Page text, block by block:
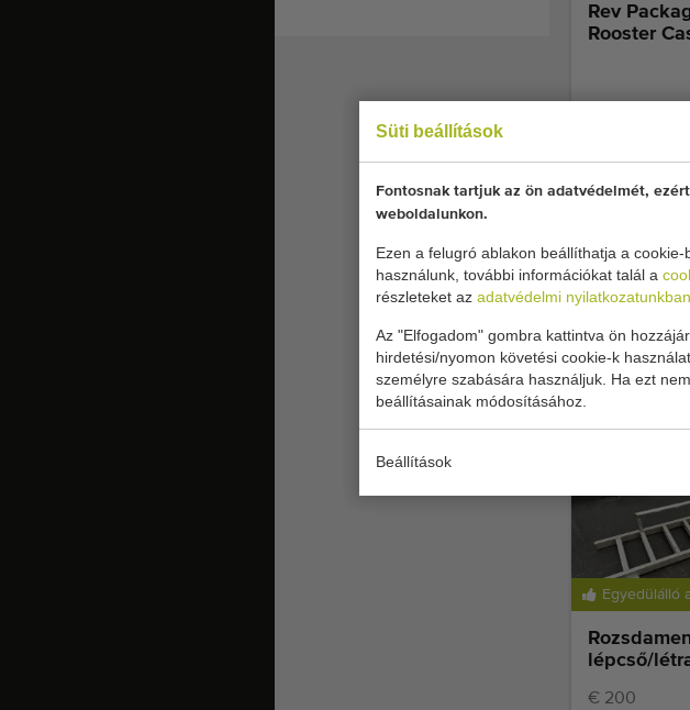
Süti beállítások
Fontosnak tartjuk az ön adatvédelmét,
weboldalunkon.
Ezen a felugró ablakon beállíthatja a
használunk, további információkat talál a
részleteket az adatvédelmi nyilatkozatunkban
Az "Elfogadom" gombra kattintva ön
hirdetési/nyomon követési cookie-k
személyre szabására használjuk. Ha ezt
beállításainak módosításához.
Beállítások
Rev
Rooster
Extra
sávos, 5+1
Egyedülálló
lépcső/
€ 200